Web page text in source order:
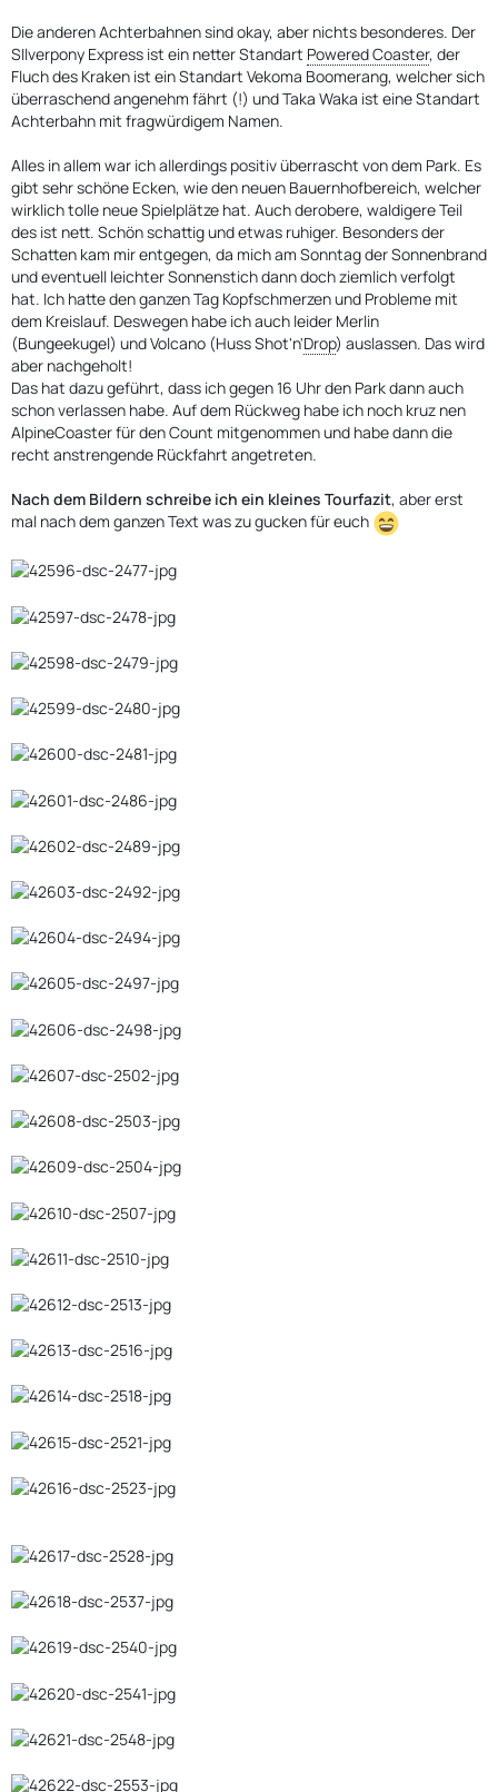
Die anderen Achterbahnen sind okay, aber nichts besonderes. Der
SIlverpony Express ist ein netter Standart Powered Coaster, der
Fluch des Kraken ist ein Standart Vekoma Boomerang, welcher sich
überraschend angenehm fährt (!) und Taka Waka ist eine Standart
Achterbahn mit fragwürdigem Namen.
Alles in allem war ich allerdings positiv überrascht von dem Park. Es
gibt sehr schöne Ecken, wie den neuen Bauernhofbereich, welcher
wirklich tolle neue Spielplätze hat. Auch derobere, waldigere Teil
des ist nett. Schön schattig und etwas ruhiger. Besonders der
Schatten kam mir entgegen, da mich am Sonntag der Sonnenbrand
und eventuell leichter Sonnenstich dann doch ziemlich verfolgt
hat. Ich hatte den ganzen Tag Kopfschmerzen und Probleme mit
dem Kreislauf. Deswegen habe ich auch leider Merlin
(Bungeekugel) und Volcano (Huss Shot'n'Drop) auslassen. Das wird
aber nachgeholt!
Das hat dazu geführt, dass ich gegen 16 Uhr den Park dann auch
schon verlassen habe. Auf dem Rückweg habe ich noch kruz nen
AlpineCoaster für den Count mitgenommen und habe dann die
recht anstrengende Rückfahrt angetreten.
Nach dem Bildern schreibe ich ein kleines Tourfazit, aber erst
mal nach dem ganzen Text was zu gucken für euch